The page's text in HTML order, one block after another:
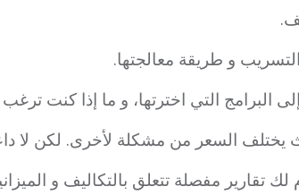
التسريب و طريقة معالجتها.
البرامج التي اخترتها، و ما إذا كنت
يختلف السعر من مشكلة لأخرى. لكن لا
تقارير مفصلة تتعلق بالتكاليف و